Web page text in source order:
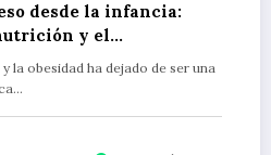
desde la infancia:
y el
la salud del
la obesidad ha dejado de ser una